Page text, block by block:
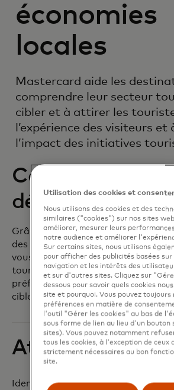
économies
locales
Mastercard aide les
comprendre leur secteur
cibler et à attirer les
l’expérience des visiteurs et
l’impact des initiatives
Comprendre et
définir
Grâce à des recherches, des
des informations exploitables
vous pourrez mieux comprendre
touristiques de votre destination
préférences des voyageurs afin de
cibler les marchés d’attraction.
Attirer et
Identifiez, segmentez, inspirez et
Utilisation des cookies et
Nous utilisons des cookies et des
similaires ("cookies") sur nos sites
améliorer, mesurer leurs
notre audience et améliorer
Sur certains sites, nous utilisons
pour afficher des publicités basées sur
navigation et les intérêts des
et sur d'autres sites. Cliquez sur
dessous pour savoir quels cookies
site et pourquoi. Vous pouvez toujours
préférences en matière de
l'outil "Gérer les cookies" au bas de
sous forme de lien au lieu d'un bouton
sites). Vous pouvez notamment
tous les cookies, à l'exception de ceux
strictement nécessaires au bon
site.